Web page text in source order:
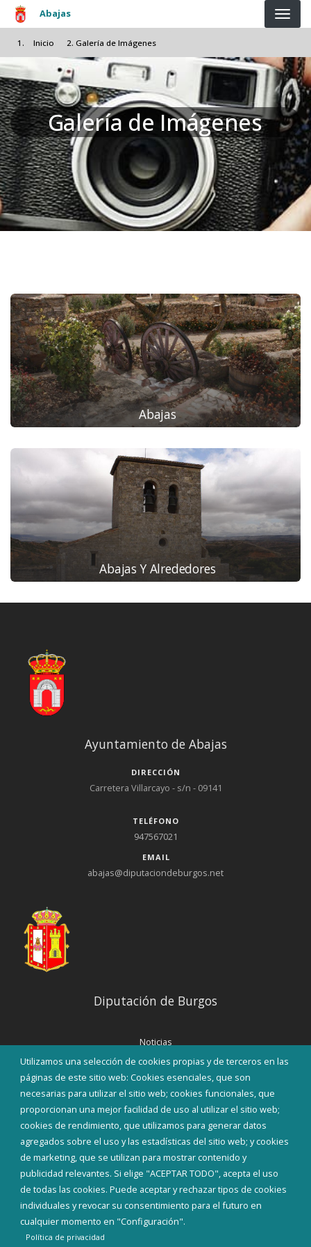
Pasar al contenido principal
Abajas
Inicio Galería de Imágenes
Galería de Imágenes
Abajas
Abajas Y Alrededores
Utilizamos una selección de cookies propias y de terceros en las
páginas de este sitio web: Cookies esenciales, que son
necesarias para utilizar el sitio web; cookies funcionales, que
proporcionan una mejor facilidad de uso al utilizar el sitio web;
cookies de rendimiento, que utilizamos para generar datos
agregados sobre el uso y las estadísticas del sitio web; y cookies
de marketing, que se utilizan para mostrar contenido y
publicidad relevantes. Si elige "ACEPTAR TODO", acepta el uso
de todas las cookies. Puede aceptar y rechazar tipos de cookies
individuales y revocar su consentimiento para el futuro en
cualquier momento en "Configuración".
Política de privacidad
Ayuntamiento de Abajas
DIRECCIÓN
Carretera Villarcayo - s/n - 09141
TELÉFONO
947567021
EMAIL
abajas@diputaciondeburgos.net
Diputación de Burgos
Noticias
Eventos
Corporación Municipal
Teléfonos de interés
INICIAR SESIÓN
MAPA WEB